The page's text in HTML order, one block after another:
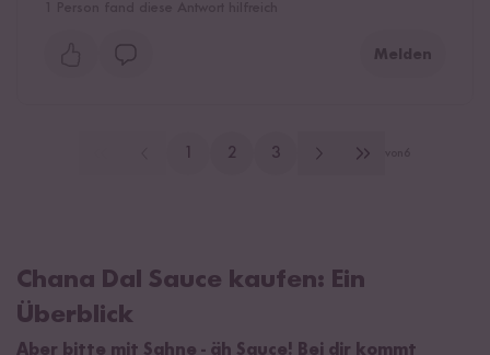
Melden
1 2 3
Chana Dal Sauce kaufen: Ein
Überblick
Aber bitte mit Sahne - äh Sauce! Bei dir kommt